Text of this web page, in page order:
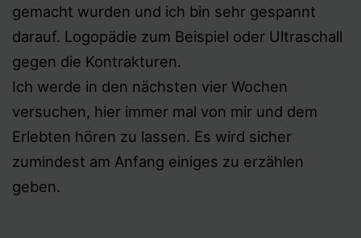
gemacht wurden und ich bin sehr gespannt
darauf. Logopädie zum Beispiel oder Ultraschall
gegen die Kontrakturen.
Ich werde in den nächsten vier Wochen
versuchen, hier immer mal von mir und dem
Erlebten hören zu lassen. Es wird sicher
zumindest am Anfang einiges zu erzählen
geben.